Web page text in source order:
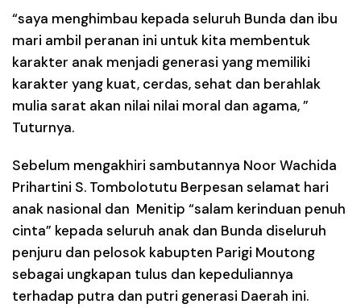
“saya menghimbau kepada seluruh Bunda dan ibu
mari ambil peranan ini untuk kita membentuk
karakter anak menjadi generasi yang memiliki
karakter yang kuat, cerdas, sehat dan berahlak
mulia sarat akan nilai nilai moral dan agama, ”
Tuturnya.
Sebelum mengakhiri sambutannya Noor Wachida
Prihartini S. Tombolotutu Berpesan selamat hari
anak nasional dan Menitip “salam kerinduan penuh
cinta” kepada seluruh anak dan Bunda diseluruh
penjuru dan pelosok kabupten Parigi Moutong
sebagai ungkapan tulus dan kepeduliannya
terhadap putra dan putri generasi Daerah ini.